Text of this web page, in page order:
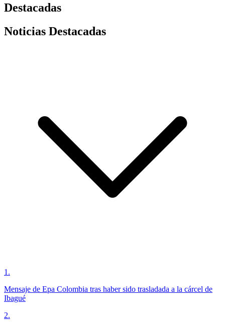
Destacadas
Noticias Destacadas
1 .
Mensaje de Epa Colombia tras haber sido trasladada a la cárcel de
Ibagué
2.